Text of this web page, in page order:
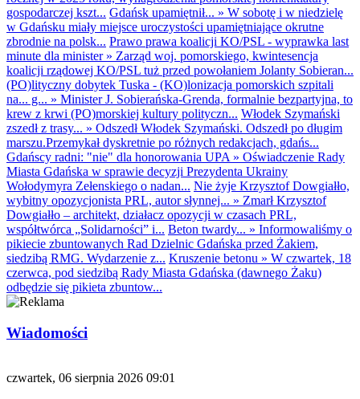
gospodarczej kszt... Gdańsk upamiętnił... » W sobotę i w niedzielę
w Gdańsku miały miejsce uroczystości upamiętniające okrutne
zbrodnie na polsk... Prawo prawa koalicji KO/PSL - wyprawka last
minute dla minister» Zarząd woj. pomorskiego, kwintesencja
koalicji rządowej KO/PSL tuż przed powołaniem Jolanty Sobieran...
(PO)lityczny dobytek Tuska - (KO)lonizacja pomorskich szpitali
na... g... » Minister J. Sobierańska-Grenda, formalnie bezpartyjna, to
krew z krwi (PO)morskiej kultury polityczn... Włodek Szymański
zszedł z trasy... » Odszedł Włodek Szymański. Odszedł po długim
marszu.Przemykał dyskretnie po różnych redakcjach, gdańs...
Gdańscy radni: "nie" dla honorowania UPA » Oświadczenie Rady
Miasta Gdańska w sprawie decyzji Prezydenta Ukrainy
Wołodymyra Zełenskiego o nadan... Nie żyje Krzysztof Dowgiałło,
wybitny opozycjonista PRL, autor słynnej... » Zmarł Krzysztof
Dowgiałło – architekt, działacz opozycji w czasach PRL,
współtwórca „Solidarności” i... Beton twardy... » Informowaliśmy o
pikiecie zbuntowanych Rad Dzielnic Gdańska przed Żakiem,
siedzibą RMG. Wydarzenie z... Kruszenie betonu » W czwartek, 18
czerwca, pod siedzibą Rady Miasta Gdańska (dawnego Żaku)
odbędzie się pikieta zbuntow...
Wiadomości
czwartek, 06 sierpnia 2026 09:01